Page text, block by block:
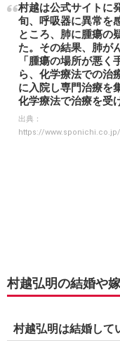
村越は公式サイトに
旬、呼吸器に異常を
ところ、肺に腫瘍の
た。その結果、肺が
「腫瘍の場所が悪
ら、化学療法での治
に入院し専門治療を
化学療法で治療を受
出典：
https://
村越弘明の結婚や
村越弘明は結婚して